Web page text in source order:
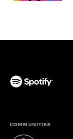
COMMUNITIES